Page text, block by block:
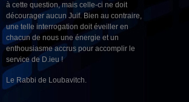
à cette question, mais celle-ci ne doit
décourager aucun Juif. Bien au contraire,
une telle interrogation doit éveiller en
chacun de nous une énergie et un
enthousiasme accrus pour accomplir le
service de D.ieu !
Le Rabbi de Loubavitch.